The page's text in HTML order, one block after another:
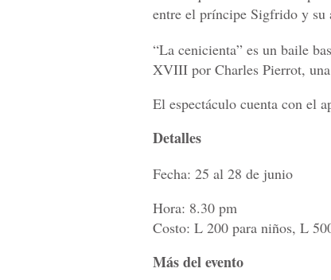
entre el príncipe Sigfrido y su
“La cenicienta” es un baile
XVIII por Charles Pierrot,
El espectáculo cuenta con el
Detalles
Fecha: 25 al 28 de junio
Hora: 8.30 pm
Costo: L 200 para niños, L
Más del evento